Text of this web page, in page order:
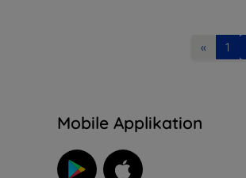
« 1
Mobile Applikation